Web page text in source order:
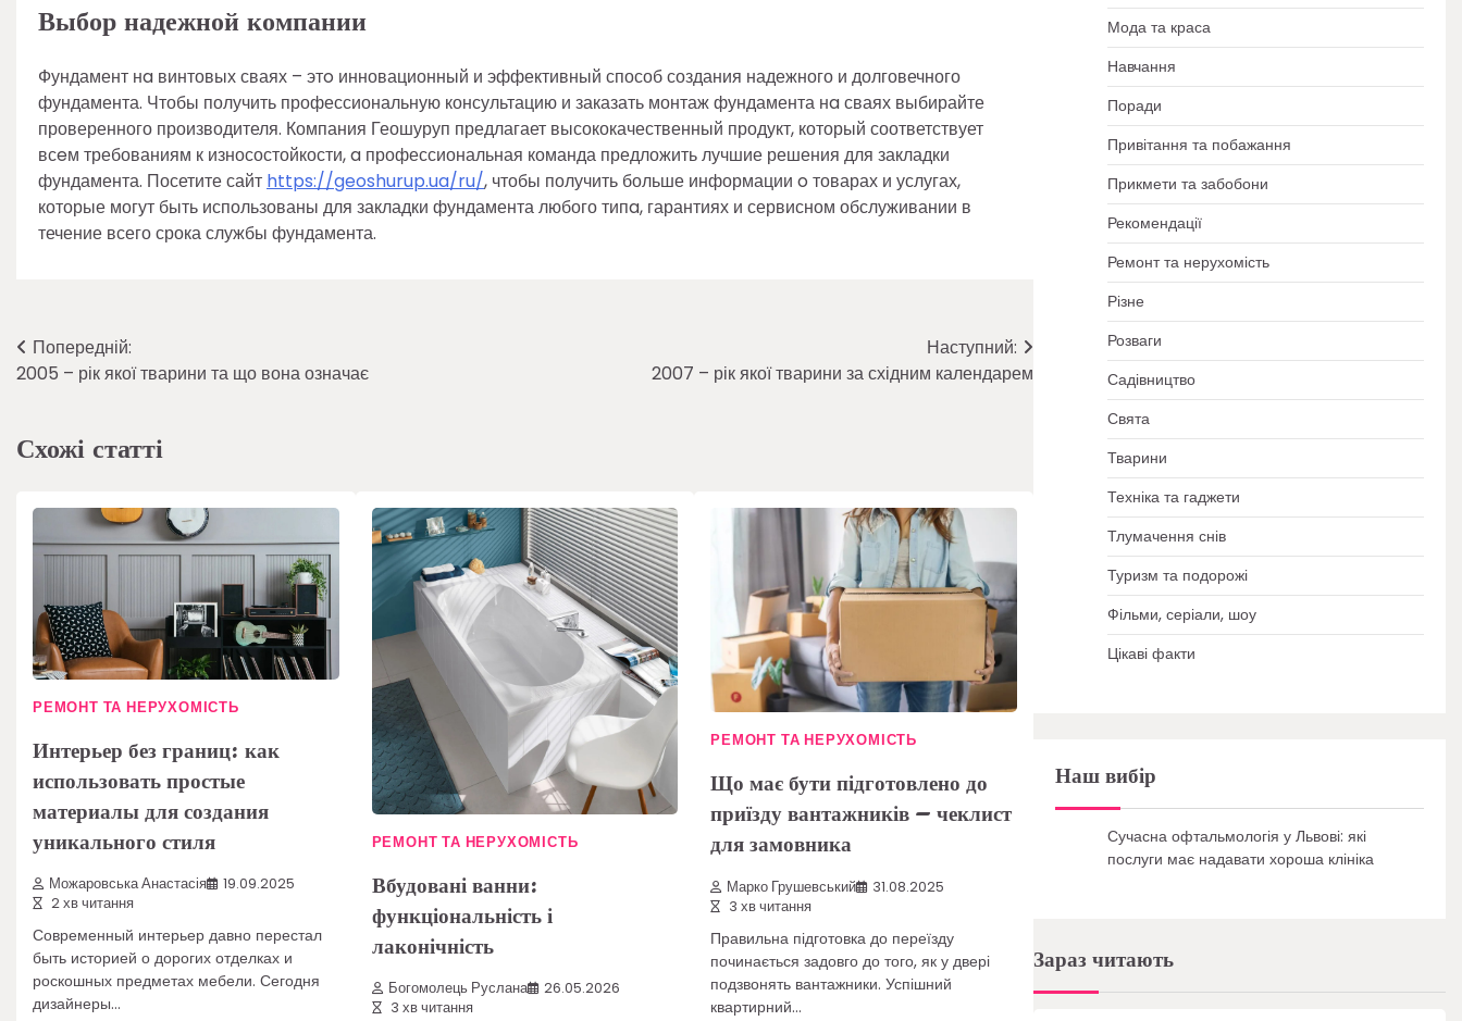
Выбор надежной компании
Фундамент нa винтовых сваях – этo инновационный и эффективный способ создания надежного и долговечного
фундамента. Чтобы получить профессиональную консультацию и заказать монтаж фундамента нa сваях выбирайте
проверенного производителя. Компания Геошуруп предлагает высококачественный продукт, который соответствует
всeм требованиям к износостойкости, a профессиональная команда предложить лучшие решения для закладки
фундамента. Посетите сайт https://geoshurup.ua/ru/, чтобы получить больше информации o товарах и услугах,
которые могут быть использованы для закладки фундамента любого типa, гарантиях и сервисном обслуживании в
течение всего срока службы фундамента.
Навігація
записів
Попередній:
2005 – рік якої тварини та що вона означає
Наступний:
2007 – рік якої тварини за східним календарем
Схожі статті
РЕМОНТ ТА НЕРУХОМІСТЬ
Интерьер без границ: как
использовать простые
материалы для создания
уникального стиля
Можаровська Анастасія
19.09.2025
2 хв читання
Современный интерьер давно перестал
быть историей о дорогих отделках и
роскошных предметах мебели. Сегодня
дизайнеры…
РЕМОНТ ТА НЕРУХОМІСТЬ
Вбудовані ванни:
функціональність і
лаконічність
Богомолець Руслана
26.05.2026
3 хв читання
РЕМОНТ ТА НЕРУХОМІСТЬ
Що має бути підготовлено до
приїзду вантажників – чеклист
для замовника
Марко Грушевський
31.08.2025
3 хв читання
Правильна підготовка до переїзду
починається задовго до того, як у двері
подзвонять вантажники. Успішний
квартирний…
Мода та краса
Навчання
Поради
Привітання та побажання
Прикмети та забобони
Рекомендації
Ремонт та нерухомість
Різне
Розваги
Садівництво
Свята
Тварини
Техніка та гаджети
Тлумачення снів
Туризм та подорожі
Фільми, серіали, шоу
Цікаві факти
Наш вибір
Сучасна офтальмологія у Львові: які
послуги має надавати хороша клініка
Зараз читають